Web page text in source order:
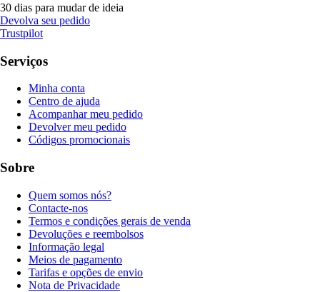
30 dias para mudar de ideia
Devolva seu pedido
Trustpilot
Serviços
Minha conta
Centro de ajuda
Acompanhar meu pedido
Devolver meu pedido
Códigos promocionais
Sobre
Quem somos nós?
Contacte-nos
Termos e condições gerais de venda
Devoluções e reembolsos
Informação legal
Meios de pagamento
Tarifas e opções de envio
Nota de Privacidade